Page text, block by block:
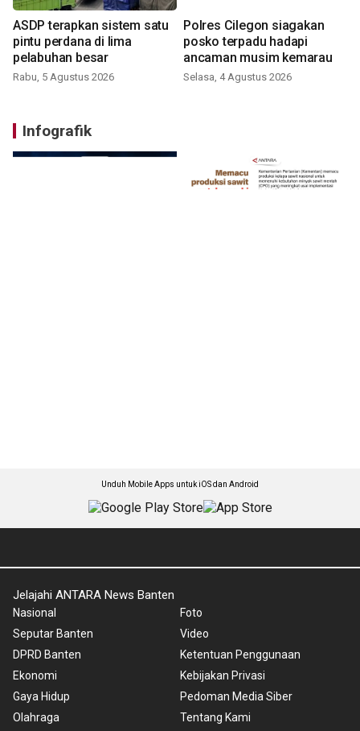
ASDP terapkan sistem satu
pintu perdana di lima
pelabuhan besar
Rabu, 5 Agustus 2026
Polres Cilegon siagakan
posko terpadu hadapi
ancaman musim kemarau
Selasa, 4 Agustus 2026
Infografik
Unduh Mobile Apps untuk iOS dan Android
Jelajahi ANTARA News Banten
Nasional
Seputar Banten
DPRD Banten
Ekonomi
Gaya Hidup
Olahraga
Foto
Video
Ketentuan Penggunaan
Kebijakan Privasi
Pedoman Media Siber
Tentang Kami